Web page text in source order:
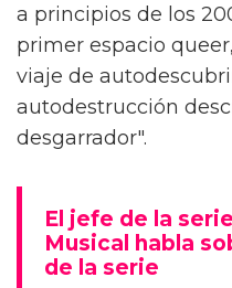
a principios de los
primer espacio
viaje de
autodestrucción
desgarrador".
El jefe de la
Musical habla
de la serie